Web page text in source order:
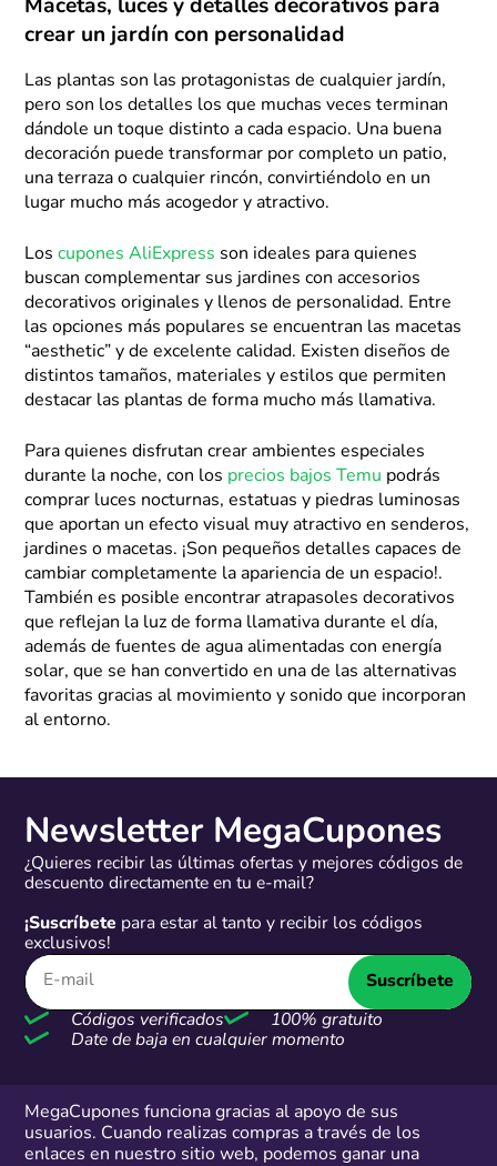
Macetas, luces y detalles decorativos para
crear un jardín con personalidad
Las plantas son las protagonistas de cualquier jardín,
pero son los detalles los que muchas veces terminan
dándole un toque distinto a cada espacio. Una buena
decoración puede transformar por completo un patio,
una terraza o cualquier rincón, convirtiéndolo en un
lugar mucho más acogedor y atractivo.
Loscupones AliExpress son ideales para quienes
buscan complementar sus jardines con accesorios
decorativos originales y llenos de personalidad. Entre
las opciones más populares se encuentran las macetas
“aesthetic” y de excelente calidad. Existen diseños de
distintos tamaños, materiales y estilos que permiten
destacar las plantas de forma mucho más llamativa.
Para quienes disfrutan crear ambientes especiales
durante la noche, con los precios bajos Temu podrás
comprar luces nocturnas, estatuas y piedras luminosas
que aportan un efecto visual muy atractivo en senderos,
jardines o macetas. ¡Son pequeños detalles capaces de
cambiar completamente la apariencia de un espacio!.
También es posible encontrar atrapasoles decorativos
que reflejan la luz de forma llamativa durante el día,
además de fuentes de agua alimentadas con energía
solar, que se han convertido en una de las alternativas
favoritas gracias al movimiento y sonido que incorporan
al entorno.
Newsletter MegaCupones
¿Quieres recibir las últimas ofertas y mejores códigos de
descuento directamente en tu e-mail?
¡Suscríbete para estar al tanto y recibir los códigos
exclusivos!
Suscríbete
Códigos verificados
100% gratuito
Date de baja en cualquier momento
MegaCupones funciona gracias al apoyo de sus
usuarios. Cuando realizas compras a través de los
enlaces en nuestro sitio web, podemos ganar una